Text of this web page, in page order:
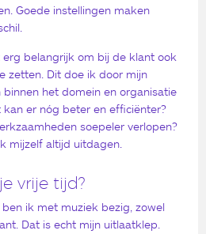
Goede instellingen maken
erg belangrijk om bij de klant ook
zetten. Dit doe ik door mijn
het domein en organisatie
er nóg beter en efficiënter?
soepeler verlopen?
mijzelf altijd uitdagen.
vrije tijd?
ik met muziek bezig, zowel
Dat is echt mijn uitlaatklep.